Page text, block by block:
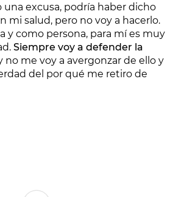
una excusa, podría haber dicho
mi salud, pero no voy a hacerlo.
y como persona, para mí es muy
Siempre voy a defender la
no me voy a avergonzar de ello y
del por qué me retiro de